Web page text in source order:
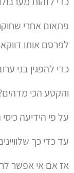
לפרסם אותו
כדי להפגין בני
והקטע הכי
על פי הידיעה
עד כדי כך
אז אם אי אפשר